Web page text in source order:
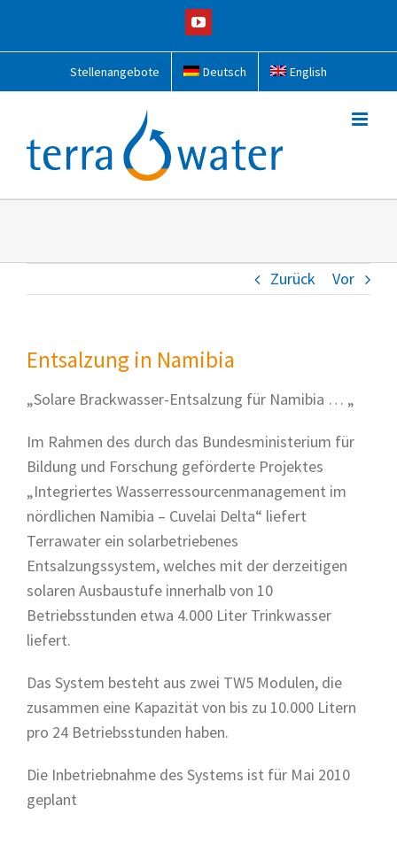
YouTube
Stellenangebote Deutsch English
Zurück Vor
Entsalzung in Namibia
„Solare Brackwasser-Entsalzung für Namibia … „
Im Rahmen des durch das Bundesministerium für
Bildung und Forschung geförderte Projektes
„Integriertes Wasserressourcenmanagement im
nördlichen Namibia – Cuvelai Delta“ liefert
Terrawater ein solarbetriebenes
Entsalzungssystem, welches mit der derzeitigen
solaren Ausbaustufe innerhalb von 10
Betriebsstunden etwa 4.000 Liter Trinkwasser
liefert.
Das System besteht aus zwei TW5 Modulen, die
zusammen eine Kapazität von bis zu 10.000 Litern
pro 24 Betriebsstunden haben.
Die Inbetriebnahme des Systems ist für Mai 2010
geplant